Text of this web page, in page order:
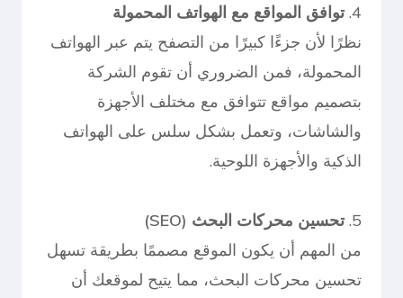
4. توافق المواقع مع الهواتف المحمولة
نظرًا لأن جزءًا كبيرًا من التصفح يتم عبر الهواتف
المحمولة، فمن الضروري أن تقوم الشركة
بتصميم مواقع تتوافق مع مختلف الأجهزة
والشاشات، وتعمل بشكل سلس على الهواتف
الذكية والأجهزة اللوحية.
5. تحسين محركات البحث (SEO)
من المهم أن يكون الموقع مصممًا بطريقة تسهل
تحسين محركات البحث، مما يتيح لموقعك أن